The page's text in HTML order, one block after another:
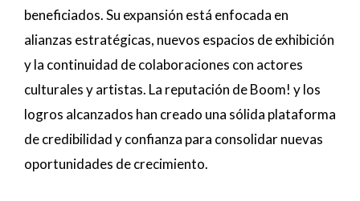
beneficiados. Su expansión está enfocada en
alianzas estratégicas, nuevos espacios de exhibición
y la continuidad de colaboraciones con actores
culturales y artistas. La reputación de Boom! y los
logros alcanzados han creado una sólida plataforma
de credibilidad y confianza para consolidar nuevas
oportunidades de crecimiento.